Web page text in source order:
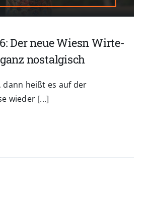
Der neue Wiesn Wirte-
nostalgisch
dann heißt es auf der
wieder [...]